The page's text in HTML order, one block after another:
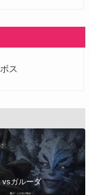
ボス
vsガルーダ